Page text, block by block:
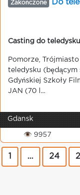
Zakończone Do
Casting do teledysku
Pomorze,
teledysku
Gdyńskiej Szkoły
JAN (70 l...
Gdansk
👁 9957
... 24